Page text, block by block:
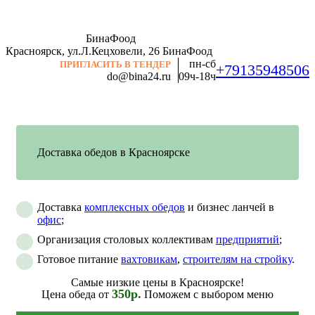
БинаФоод
Красноярск, ул.Л.Кецховели, 26 БинаФоод
ПРИГЛАСИТЬ В ТЕНДЕР
do@bina24.ru
пн-сб
09ч-18ч+79135948506
Доставка обедов в Красноярске
Доставка комплексных обедов и бизнес ланчей в
офис;
Организация столовых коллективам предприятий;
Готовое питание вахтовикам, строителям на стройку.
Самые низкие цены в Красноярске!
Цена обеда от 350р. Поможем с выбором меню